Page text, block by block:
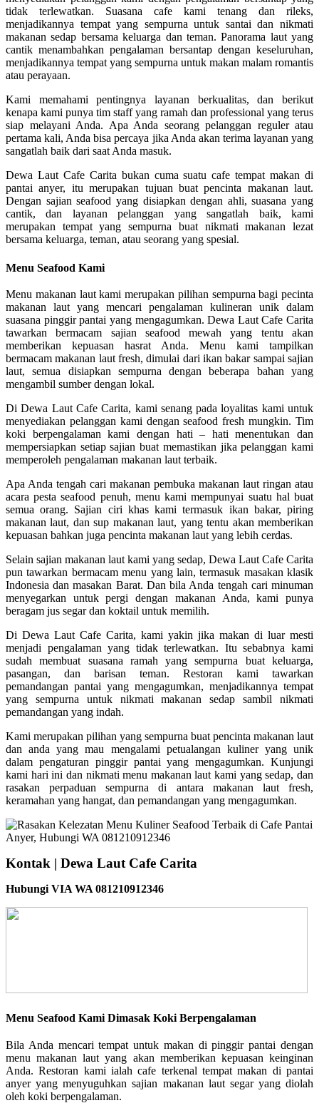
tidak terlewatkan. Suasana cafe kami tenang dan rileks,
menjadikannya tempat yang sempurna untuk santai dan nikmati
makanan sedap bersama keluarga dan teman. Panorama laut yang
cantik menambahkan pengalaman bersantap dengan keseluruhan,
menjadikannya tempat yang sempurna untuk makan malam romantis
atau perayaan.
Kami memahami pentingnya layanan berkualitas, dan berikut
kenapa kami punya tim staff yang ramah dan professional yang terus
siap melayani Anda. Apa Anda seorang pelanggan reguler atau
pertama kali, Anda bisa percaya jika Anda akan terima layanan yang
sangatlah baik dari saat Anda masuk.
Dewa Laut Cafe Carita bukan cuma suatu cafe tempat makan di
pantai anyer, itu merupakan tujuan buat pencinta makanan laut.
Dengan sajian seafood yang disiapkan dengan ahli, suasana yang
cantik, dan layanan pelanggan yang sangatlah baik, kami
merupakan tempat yang sempurna buat nikmati makanan lezat
bersama keluarga, teman, atau seorang yang spesial.
Menu Seafood Kami
Menu makanan laut kami merupakan pilihan sempurna bagi pecinta
makanan laut yang mencari pengalaman kulineran unik dalam
suasana pinggir pantai yang mengagumkan. Dewa Laut Cafe Carita
tawarkan bermacam sajian seafood mewah yang tentu akan
memberikan kepuasan hasrat Anda. Menu kami tampilkan
bermacam makanan laut fresh, dimulai dari ikan bakar sampai sajian
laut, semua disiapkan sempurna dengan beberapa bahan yang
mengambil sumber dengan lokal.
Di Dewa Laut Cafe Carita, kami senang pada loyalitas kami untuk
menyediakan pelanggan kami dengan seafood fresh mungkin. Tim
koki berpengalaman kami dengan hati – hati menentukan dan
mempersiapkan setiap sajian buat memastikan jika pelanggan kami
memperoleh pengalaman makanan laut terbaik.
Apa Anda tengah cari makanan pembuka makanan laut ringan atau
acara pesta seafood penuh, menu kami mempunyai suatu hal buat
semua orang. Sajian ciri khas kami termasuk ikan bakar, piring
makanan laut, dan sup makanan laut, yang tentu akan memberikan
kepuasan bahkan juga pencinta makanan laut yang lebih cerdas.
Selain sajian makanan laut kami yang sedap, Dewa Laut Cafe Carita
pun tawarkan bermacam menu yang lain, termasuk masakan klasik
Indonesia dan masakan Barat. Dan bila Anda tengah cari minuman
menyegarkan untuk pergi dengan makanan Anda, kami punya
beragam jus segar dan koktail untuk memilih.
Di Dewa Laut Cafe Carita, kami yakin jika makan di luar mesti
menjadi pengalaman yang tidak terlewatkan. Itu sebabnya kami
sudah membuat suasana ramah yang sempurna buat keluarga,
pasangan, dan barisan teman. Restoran kami tawarkan
pemandangan pantai yang mengagumkan, menjadikannya tempat
yang sempurna untuk nikmati makanan sedap sambil nikmati
pemandangan yang indah.
Kami merupakan pilihan yang sempurna buat pencinta makanan laut
dan anda yang mau mengalami petualangan kuliner yang unik
dalam pengaturan pinggir pantai yang mengagumkan. Kunjungi
kami hari ini dan nikmati menu makanan laut kami yang sedap, dan
rasakan perpaduan sempurna di antara makanan laut fresh,
keramahan yang hangat, dan pemandangan yang mengagumkan.
Kontak | Dewa Laut Cafe Carita
Hubungi VIA WA 081210912346
Menu Seafood Kami Dimasak Koki Berpengalaman
Bila Anda mencari tempat untuk makan di pinggir pantai dengan
menu makanan laut yang akan memberikan kepuasan keinginan
Anda. Restoran kami ialah cafe terkenal tempat makan di pantai
anyer yang menyuguhkan sajian makanan laut segar yang diolah
oleh koki berpengalaman.